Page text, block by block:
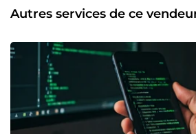
Services &amp; Expertises 🚀
Applications mobiles cross-platform
Express.js Applications web : e-
sites vitrines, dashboards Applications
multiplateformes Intégrations de
Money (MoMo API) et autres
&amp; DevOps : CI/CD, gestion de
automatisés Thèmes &amp; plugins
professionnels sur mesure 💻 Stack Technique Domaine
Autres services de ce